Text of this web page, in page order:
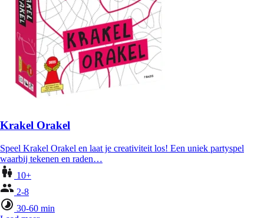
Krakel Orakel
Speel Krakel Orakel en laat je creativiteit los! Een uniek partyspel
waarbij tekenen en raden…
10+
2-8
30-60 min